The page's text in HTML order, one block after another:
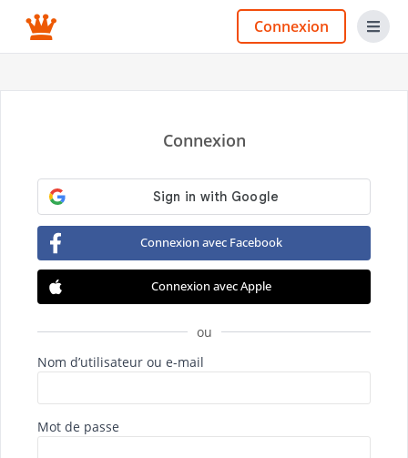
Connexion
Connexion
Connexion avec Facebook
Connexion avec Apple
ou
Nom d’utilisateur ou e-mail
Mot de passe